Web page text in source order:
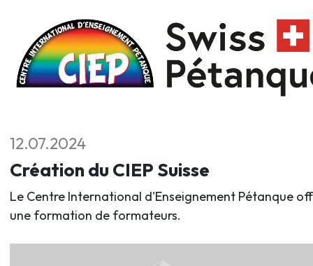
12.07.2024
Création du CIEP Suisse
Le Centre International d'Enseignement Pétanque
une formation de formateurs.